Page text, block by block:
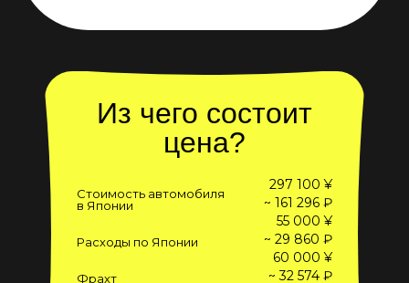
Из чего состоит
цена?
Стоимость автомобиля
в Японии
297 100 ¥
~ 161 296 ₽
Расходы по Японии
55 000 ¥
~ 29 860 ₽
Фрахт
60 000 ¥
~ 32 574 ₽